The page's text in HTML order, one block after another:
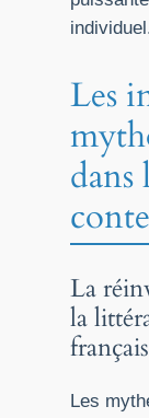
Les
dans
La
la
Les